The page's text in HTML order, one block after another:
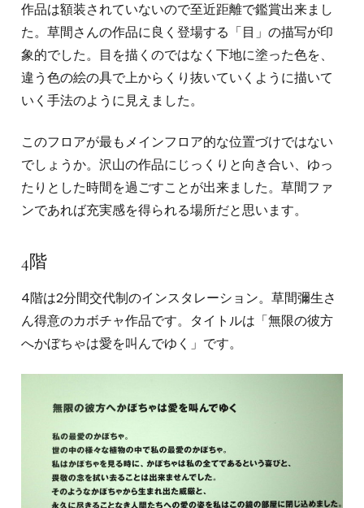
作品は額装されていないので至近距離で鑑賞出来まし
た。草間さんの作品に良く登場する「目」の描写が印
象的でした。目を描くのではなく下地に塗った色を、
違う色の絵の具で上からくり抜いていくように描いて
いく手法のように見えました。
このフロアが最もメインフロア的な位置づけではない
でしょうか。沢山の作品にじっくりと向き合い、ゆっ
たりとした時間を過ごすことが出来ました。草間ファ
ンであれば充実感を得られる場所だと思います。
4階
4階は2分間交代制のインスタレーション。草間彌生さ
ん得意のカボチャ作品です。タイトルは「無限の彼方
へかぼちゃは愛を叫んでゆく」です。